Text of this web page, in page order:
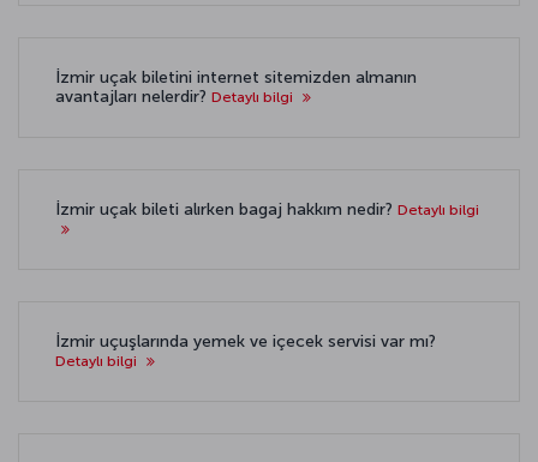
İzmir uçak biletini internet sitemizden almanın
avantajları nelerdir? Detaylı bilgi
İzmir uçak bileti alırken bagaj hakkım nedir? Detaylı bilgi
İzmir uçuşlarında yemek ve içecek servisi var mı?
Detaylı bilgi